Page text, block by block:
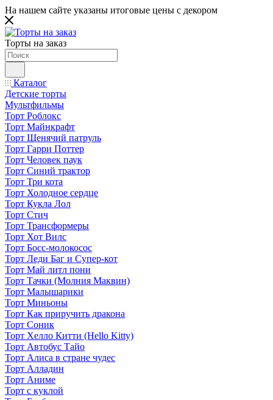
На нашем сайте указаны итоговые цены с декором
Торты на заказ
Каталог
Детские торты
Мультфильмы
Торт Роблокс
Торт Майнкрафт
Торт Щенячий патруль
Торт Гарри Поттер
Торт Человек паук
Торт Синий трактор
Торт Три кота
Торт Холодное сердце
Торт Кукла Лол
Торт Стич
Торт Трансформеры
Торт Хот Вилс
Торт Босс-молокосос
Торт Леди Баг и Супер-кот
Торт Май литл пони
Торт Тачки (Молния Маквин)
Торт Малышарики
Торт Миньоны
Торт Как приручить дракона
Торт Соник
Торт Хелло Китти (Hello Kitty)
Торт Автобус Тайо
Торт Алиса в стране чудес
Торт Алладин
Торт Аниме
Торт с куклой